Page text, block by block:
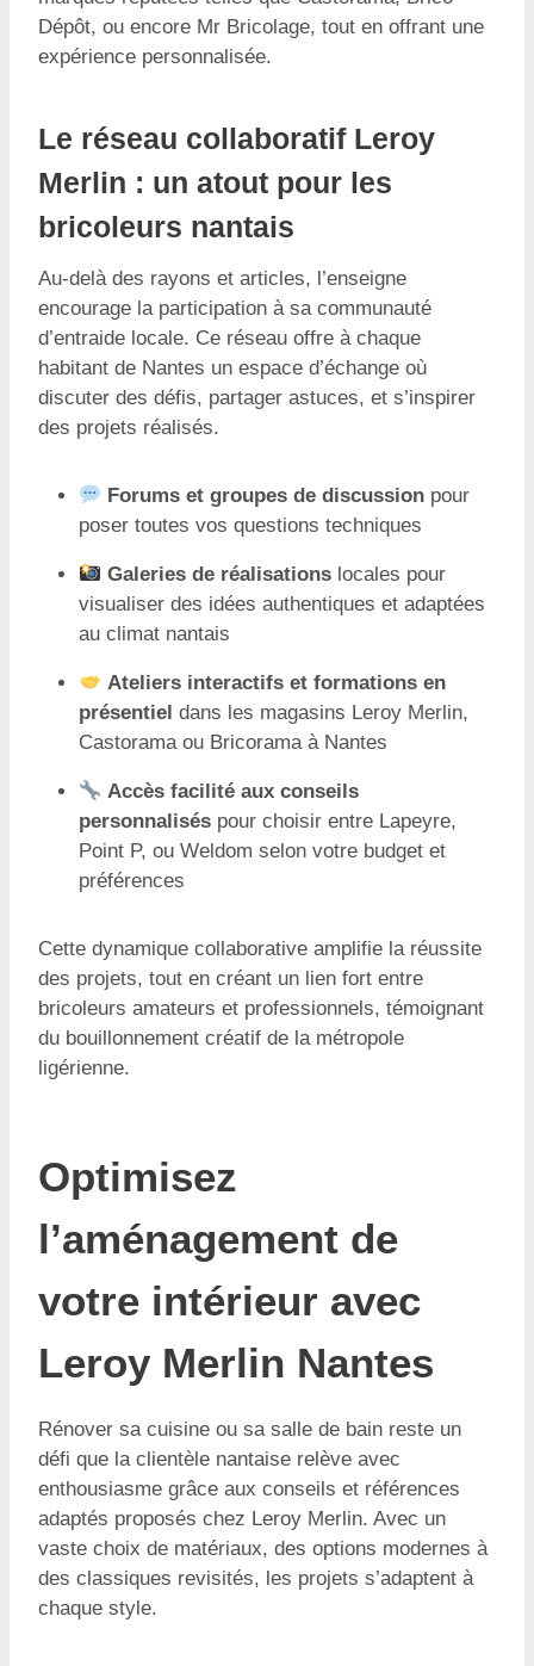
Dépôt, ou encore Mr Bricolage, tout en offrant une
expérience personnalisée.
Le réseau collaboratif Leroy
Merlin : un atout pour les
bricoleurs nantais
Au-delà des rayons et articles, l’enseigne
encourage la participation à sa communauté
d’entraide locale. Ce réseau offre à chaque
habitant de Nantes un espace d’échange où
discuter des défis, partager astuces, et s’inspirer
des projets réalisés.
Forums et groupes de discussion pour
poser toutes vos questions techniques
Galeries de réalisations locales pour
visualiser des idées authentiques et adaptées
au climat nantais
Ateliers interactifs et formations en
présentiel dans les magasins Leroy Merlin,
Castorama ou Bricorama à Nantes
Accès facilité aux conseils
personnalisés pour choisir entre Lapeyre,
Point P, ou Weldom selon votre budget et
préférences
Cette dynamique collaborative amplifie la réussite
des projets, tout en créant un lien fort entre
bricoleurs amateurs et professionnels, témoignant
du bouillonnement créatif de la métropole
ligérienne.
Optimisez
l’aménagement de
votre intérieur avec
Leroy Merlin Nantes
Rénover sa cuisine ou sa salle de bain reste un
défi que la clientèle nantaise relève avec
enthousiasme grâce aux conseils et références
adaptés proposés chez Leroy Merlin. Avec un
vaste choix de matériaux, des options modernes à
des classiques revisités, les projets s’adaptent à
chaque style.